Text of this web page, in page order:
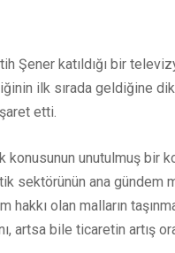
Şener katıldığı bir
ilk sırada geldiğine
etti.
unutulmuş bir
sektörünün ana
hakkı olan malların
artsa bile ticaretin artış